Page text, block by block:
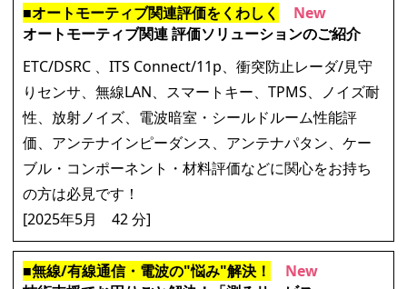
■オートモーティブ関連評価をくわしく
New
オートモーティブ関連 評価ソリューションのご紹介
ETC/DSRC 、ITS Connect/11p、衝突防止レーダ/見守
りセンサ、無線LAN、スマートキー、TPMS、ノイズ耐
性、放射ノイズ、電波暗室・シールドルーム性能評
価、アンテナインピーダンス、アンテナパタン、ケー
ブル・コンポーネント・材料評価などに関心をお持ち
の方は必見です！
[2025年5月 42 分]
■無線/有線通信・電波の"悩み"解決！
New